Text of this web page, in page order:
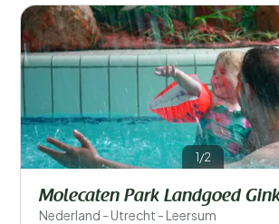
1/2
Molecaten Park Landgoed
Nederland - Utrecht - Leersum